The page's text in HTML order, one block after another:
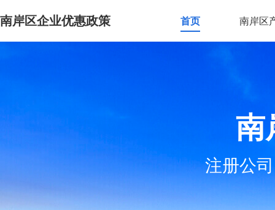
南岸区企业优惠政策 首页 南岸区
南
注册公